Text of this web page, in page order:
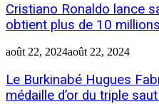
Cristiano Ronaldo lance
obtient plus de 10
août 22, 2024août 22, 2024
Le Burkinabé Hugues
médaille d’or du triple